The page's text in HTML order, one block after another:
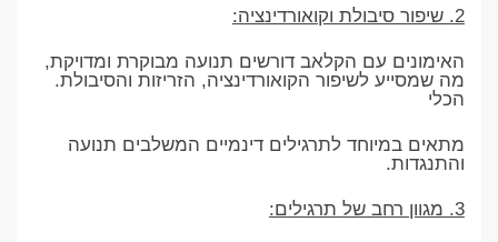
2. שיפור סיבולת וקואורדינציה:
האימונים עם הקלאב דורשים תנועה מבוקרת ומדויקת,
מה שמסייע לשיפור הקואורדינציה, הזריזות והסיבולת.
הכלי
מתאים במיוחד לתרגילים דינמיים המשלבים תנועה
והתנגדות.
3. מגוון רחב של תרגילים: